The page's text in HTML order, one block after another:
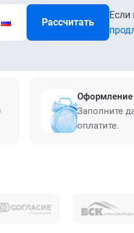
Рассчитать
Если
Оформление
Заполните
оплатите.